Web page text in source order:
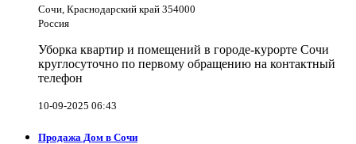
Сочи, Краснодарский край 354000
Россия
Уборка квартир и помещений в городе-курорте Сочи
круглосуточно по первому обращению на контактный
телефон
10-09-2025 06:43
Продажа Дом в Сочи